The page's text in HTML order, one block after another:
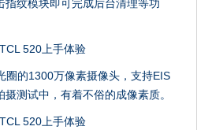
纹模块即可完成后台清理等功
圈的1300万像素摄像头，支持EIS
测试中，有着不俗的成像素质。